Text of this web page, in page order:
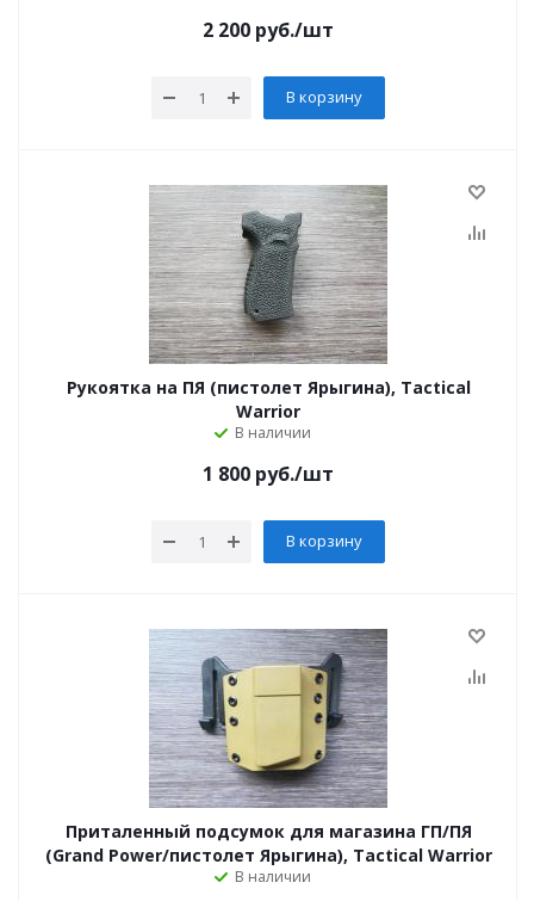
2 200 руб./шт
В корзину
Рукоятка на ПЯ (пистолет Ярыгина), Tactical
Warrior
В наличии
1 800 руб./шт
В корзину
Приталенный подсумок для магазина ГП/ПЯ
(Grand Power/пистолет Ярыгина), Tactical Warrior
В наличии